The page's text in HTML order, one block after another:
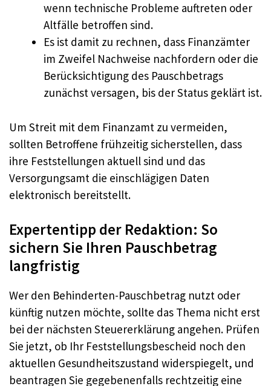
wenn technische Probleme auftreten oder
Altfälle betroffen sind.
Es ist damit zu rechnen, dass Finanzämter
im Zweifel Nachweise nachfordern oder die
Berücksichtigung des Pauschbetrags
zunächst versagen, bis der Status geklärt ist.
Um Streit mit dem Finanzamt zu vermeiden,
sollten Betroffene frühzeitig sicherstellen, dass
ihre Feststellungen aktuell sind und das
Versorgungsamt die einschlägigen Daten
elektronisch bereitstellt.
Expertentipp der Redaktion: So
sichern Sie Ihren Pauschbetrag
langfristig
Wer den Behinderten-Pauschbetrag nutzt oder
künftig nutzen möchte, sollte das Thema nicht erst
bei der nächsten Steuererklärung angehen. Prüfen
Sie jetzt, ob Ihr Feststellungsbescheid noch den
aktuellen Gesundheitszustand widerspiegelt, und
beantragen Sie gegebenenfalls rechtzeitig eine